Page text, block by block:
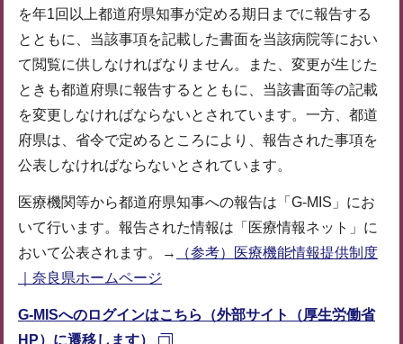
を年1回以上都道府県知事が定める期日までに報告する
とともに、当該事項を記載した書面を当該病院等におい
て閲覧に供しなければなりません。また、変更が生じた
ときも都道府県に報告するとともに、当該書面等の記載
を変更しなければならないとされています。一方、都道
府県は、省令で定めるところにより、報告された事項を
公表しなければならないとされています。
医療機関等から都道府県知事への報告は「G-MIS」にお
いて行います。報告された情報は「医療情報ネット」に
おいて公表されます。→
（参考）医療機能情報提供制度
｜奈良県ホームページ
G-MISへのログインはこちら（外部サイト（厚生労働省
HP）に遷移します）